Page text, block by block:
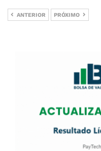
ANTERIOR PRÓXIMO